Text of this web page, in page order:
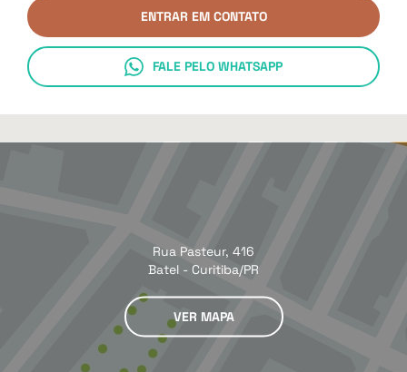
ENTRAR EM CONTATO
FALE PELO WHATSAPP
Rua Pasteur, 416
Batel - Curitiba/PR
VER MAPA